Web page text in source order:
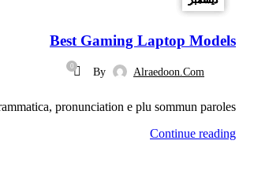
GAMING
Best Gaming Laptop Models
By Alraedoon.com
0
pronunciation e plu sommun paroles…
Continue reading